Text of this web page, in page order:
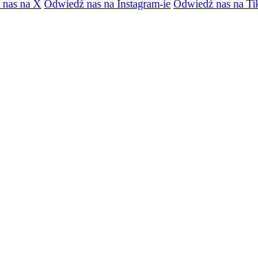
na X Odwiedź nas na Instagram-ie Odwiedź nas na